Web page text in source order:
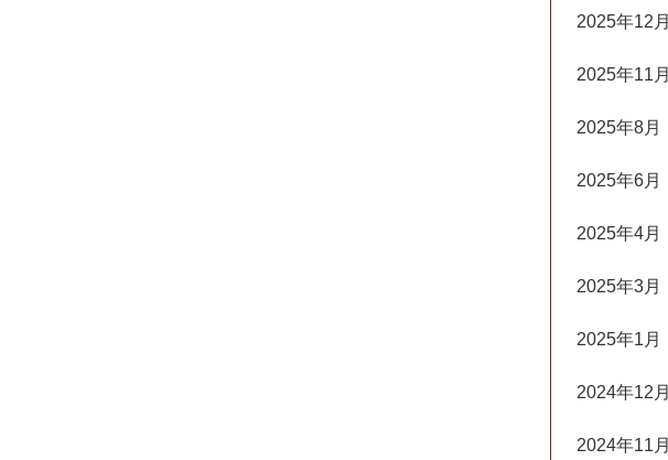
2025年12月
2025年11月
2025年8月
2025年6月
2025年4月
2025年3月
2025年1月
2024年12月
2024年11月